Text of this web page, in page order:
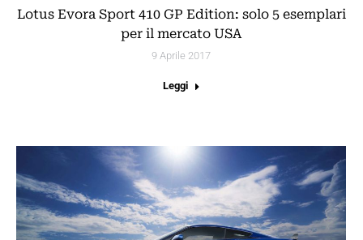
Lotus Evora Sport 410 GP Edition: solo 5 esemplari
per il mercato USA
9 Aprile 2017
Leggi